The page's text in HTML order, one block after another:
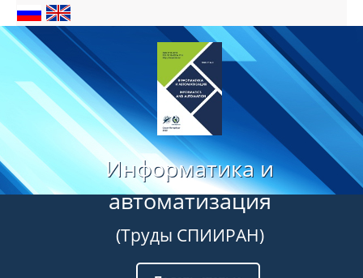
Информатика и
автоматизация
(Труды СПИИРАН)